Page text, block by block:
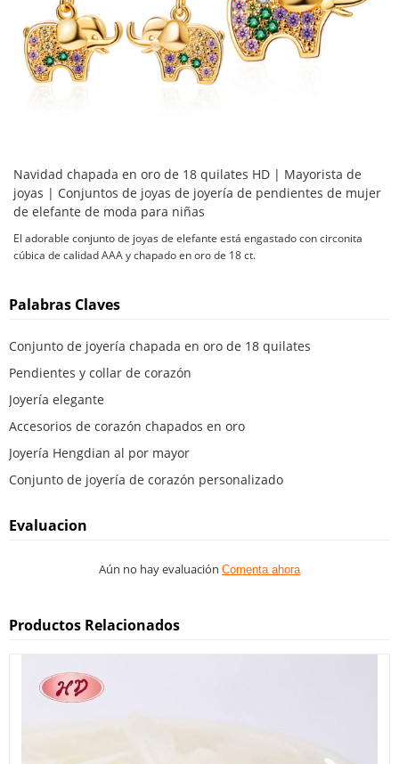
Navidad chapada en oro de 18 quilates HD | Mayorista de
joyas | Conjuntos de joyas de joyería de pendientes de mujer
de elefante de moda para niñas
El adorable conjunto de joyas de elefante está engastado con circonita
cúbica de calidad AAA y chapado en oro de 18 ct.
Palabras Claves
Conjunto de joyería chapada en oro de 18 quilates
Pendientes y collar de corazón
Joyería elegante
Accesorios de corazón chapados en oro
Joyería Hengdian al por mayor
Conjunto de joyería de corazón personalizado
Evaluacion
Aún no hay evaluación Comenta ahora
Productos Relacionados